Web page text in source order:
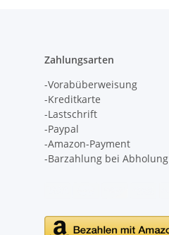
Zahlungsarten
-Vorabüberweisung
-Kreditkarte
-Lastschrift
-Paypal
-Amazon-Payment
-Barzahlung bei Abholung